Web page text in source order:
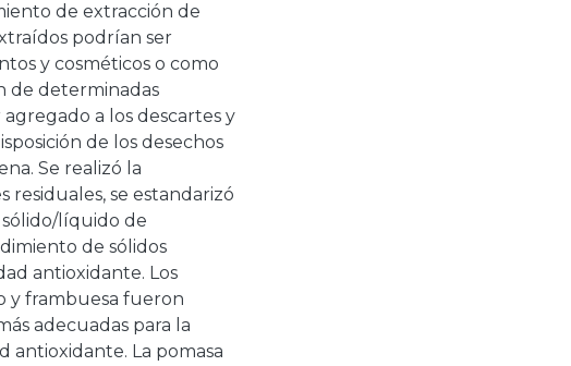
de extracción de
podrían ser
y cosméticos o como
de determinadas
a los descartes y
de los desechos
Se realizó la
residuales, se estandarizó
líquido de
de sólidos
antioxidante. Los
y frambuesa fueron
adecuadas para la
antioxidante. La pomasa